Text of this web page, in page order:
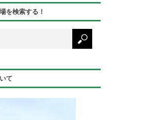
を検索する！
て